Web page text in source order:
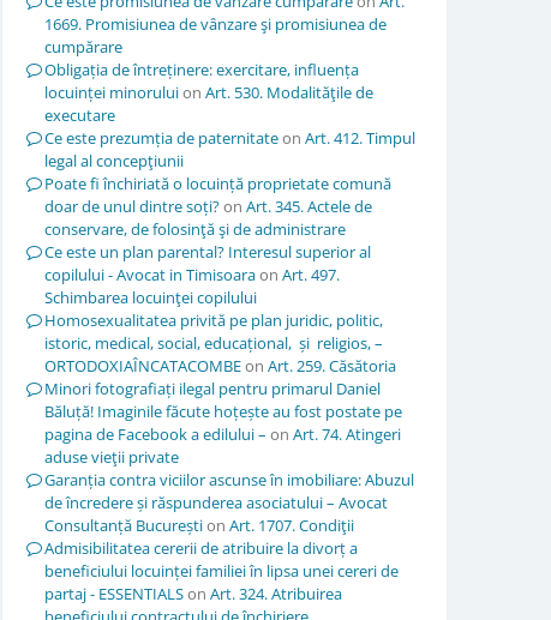
1669. Promisiunea de vânzare şi promisiunea de
cumpărare
Obligația de întreținere: exercitare, influența
locuinței minoruluion Art. 530. Modalităţile de
executare
Ce este prezumția de paternitateon Art. 412. Timpul
legal al concepţiunii
Poate fi închiriată o locuință proprietate comună
doar de unul dintre soți?on Art. 345. Actele de
conservare, de folosinţă şi de administrare
Ce este un plan parental? Interesul superior al
copilului - Avocat in Timisoaraon Art. 497.
Schimbarea locuinţei copilului
Homosexualitatea privită pe plan juridic, politic,
istoric, medical, social, educațional, și religios, –
ORTODOXIAÎNCATACOMBEon Art. 259. Căsătoria
Minori fotografiați ilegal pentru primarul Daniel
Băluță! Imaginile făcute hoțește au fost postate pe
pagina de Facebook a edilului – on Art. 74. Atingeri
aduse vieţii private
Garanția contra viciilor ascunse în imobiliare: Abuzul
de încredere și răspunderea asociatului – Avocat
Consultanță Bucureștion Art. 1707. Condiţii
Admisibilitatea cererii de atribuire la divorț a
beneficiului locuinței familiei în lipsa unei cereri de
partaj - ESSENTIALSon Art. 324. Atribuirea